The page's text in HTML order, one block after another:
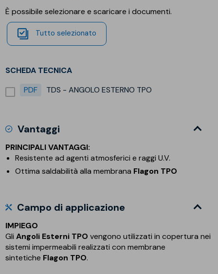
È possibile selezionare e scaricare i documenti.
Tutto selezionato
SCHEDA TECNICA
PDF
TDS - ANGOLO ESTERNO TPO
Vantaggi
PRINCIPALI VANTAGGI:
Resistente ad agenti atmosferici e raggi U.V.
Ottima saldabilità alla membrana Flagon TPO
Campo di applicazione
IMPIEGO
GliAngoli Esterni TPO vengono utilizzati in copertura nei
sistemi impermeabili realizzati con membrane
sintetiche Flagon TPO.